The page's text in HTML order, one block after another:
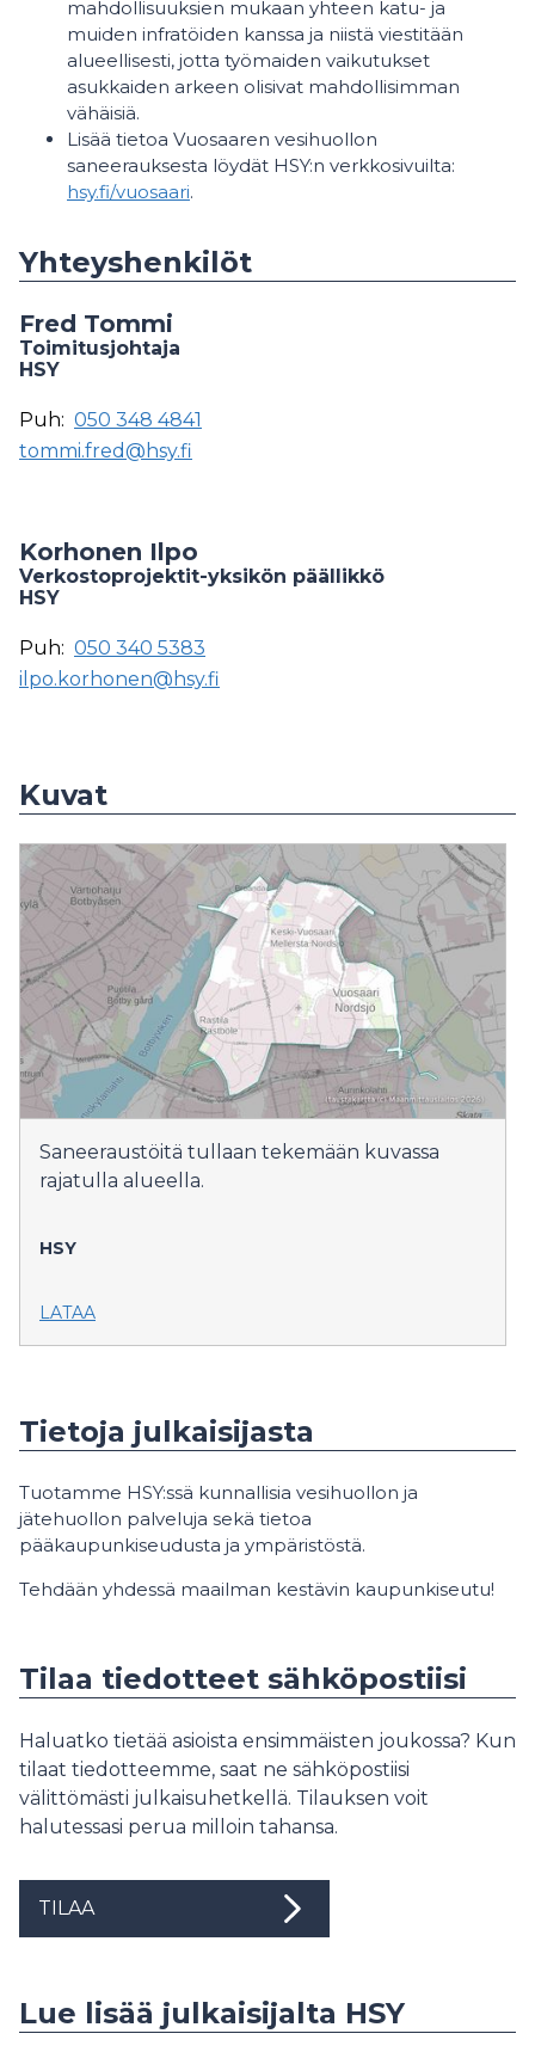
mahdollisuuksien mukaan yhteen katu- ja
muiden infratöiden kanssa ja niistä viestitään
alueellisesti, jotta työmaiden vaikutukset
asukkaiden arkeen olisivat mahdollisimman
vähäisiä.
Lisää tietoa Vuosaaren vesihuollon
saneerauksesta löydät HSY:n verkkosivuilta:
hsy.fi/vuosaari.
Yhteyshenkilöt
Fred Tommi
Toimitusjohtaja
HSY
Puh: 050 348 4841
tommi.fred@hsy.fi
Korhonen Ilpo
Verkostoprojektit-yksikön päällikkö
HSY
Puh: 050 340 5383
ilpo.korhonen@hsy.fi
Kuvat
Saneeraustöitä tullaan tekemään kuvassa
rajatulla alueella.
HSY
LATAA
Tietoja julkaisijasta
Tuotamme HSY:ssä kunnallisia vesihuollon ja
jätehuollon palveluja sekä tietoa
pääkaupunkiseudusta ja ympäristöstä.
Tehdään yhdessä maailman kestävin kaupunkiseutu!
Tilaa tiedotteet sähköpostiisi
Haluatko tietää asioista ensimmäisten joukossa? Kun
tilaat tiedotteemme, saat ne sähköpostiisi
välittömästi julkaisuhetkellä. Tilauksen voit
halutessasi perua milloin tahansa.
TILAA
Lue lisää julkaisijalta HSY